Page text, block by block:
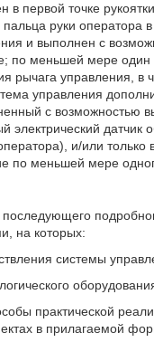
в первой точке
руки оператора в
и выполнен с
по меньшей мере один
управления, в
управления
с возможностью
датчик
и/или только
по меньшей мере
на которых:
системы
практической
в прилагаемой